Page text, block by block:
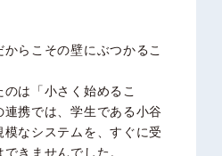
らこその壁にぶつかるこ
は「小さく始めるこ
連携では、学生である小谷
なシステムを、すぐに受
きませんでした。